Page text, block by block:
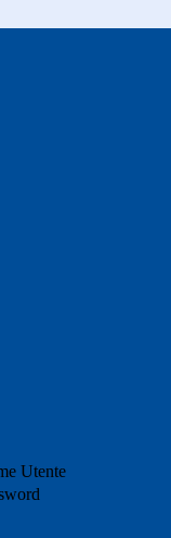
Utente